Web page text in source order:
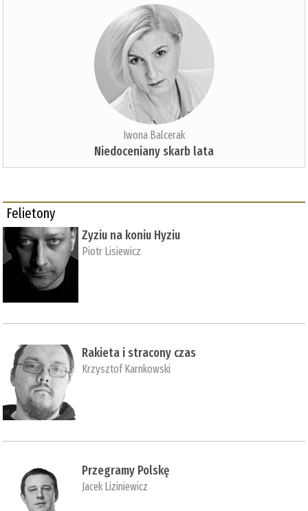
Iwona Balcerak
Niedoceniany skarb lata
Felietony
Zyziu na koniu Hyziu
Piotr Lisiewicz
Rakieta i stracony czas
Krzysztof Karnkowski
Przegramy Polskę
Jacek Liziniewicz